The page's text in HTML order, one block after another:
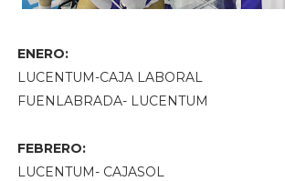
ENERO:
LUCENTUM-CAJA LABORAL
FUENLABRADA- LUCENTUM
FEBRERO:
LUCENTUM- CAJASOL